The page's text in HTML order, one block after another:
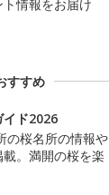
情報をお届け
すすめ
イド2026
の桜名所の情報や
載。満開の桜を楽